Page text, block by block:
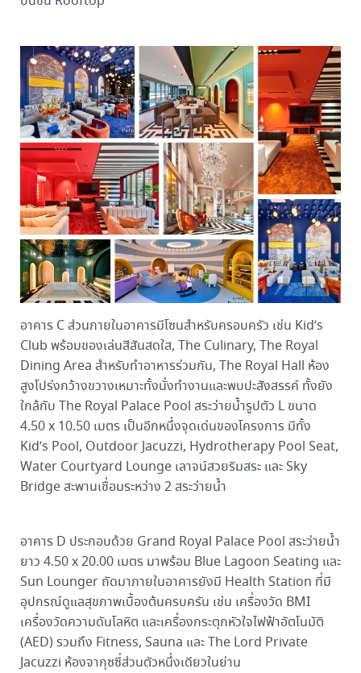
อาคาร C ส่วนภายในอาคารมีโซนสำหรับครอบครัว เช่น Kid’s
Club พร้อมของเล่นสีสันสดใส, The Culinary, The Royal
Dining Area สำหรับทำอาหารร่วมกัน, The Royal Hall ห้อง
สูงโปร่งกว้างขวางเหมาะทั้งนั่งทำงานและพบปะสังสรรค์ ทั้งยัง
ใกล้กับ The Royal Palace Pool สระว่ายน้ำรูปตัว L ขนาด
4.50 x 10.50 เมตร เป็นอีกหนึ่งจุดเด่นของโครงการ มีทั้ง
Kid’s Pool, Outdoor Jacuzzi, Hydrotherapy Pool Seat,
Water Courtyard Lounge เลาจน์สวยริมสระ และ Sky
Bridge สะพานเชื่อมระหว่าง 2 สระว่ายน้ำ
อาคาร D ประกอบด้วย Grand Royal Palace Pool สระว่ายน้ำ
ยาว 4.50 x 20.00 เมตร มาพร้อม Blue Lagoon Seating และ
Sun Lounger ถัดมาภายในอาคารยังมี Health Station ที่มี
อุปกรณ์ดูแลสุขภาพเบื้องต้นครบครัน เช่น เครื่องวัด BMI
เครื่องวัดความดันโลหิต และเครื่องกระตุกหัวใจไฟฟ้าอัตโนมัติ
(AED) รวมถึง Fitness, Sauna และ The Lord Private
Jacuzzi ห้องจากุซซี่ส่วนตัวหนึ่งเดียวในย่าน